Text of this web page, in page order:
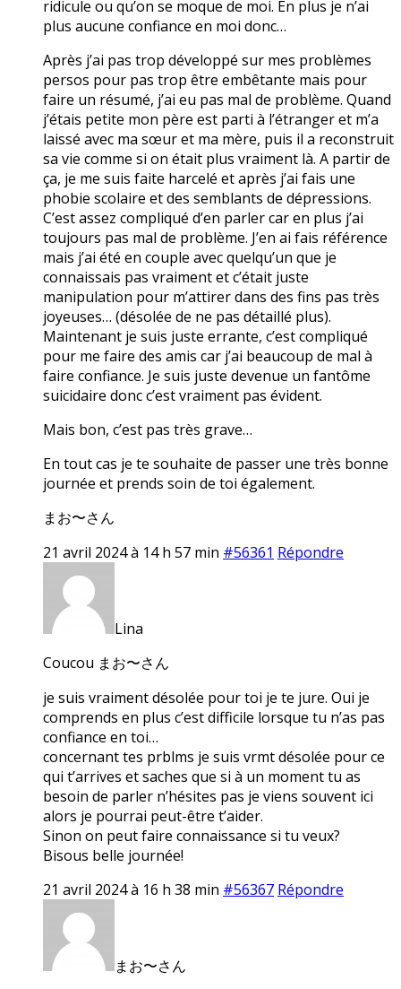
ridicule ou qu’on se moque de moi. En plus je n’ai
plus aucune confiance en moi donc…
Après j’ai pas trop développé sur mes problèmes
persos pour pas trop être embêtante mais pour
faire un résumé, j’ai eu pas mal de problème. Quand
j’étais petite mon père est parti à l’étranger et m’a
laissé avec ma sœur et ma mère, puis il a reconstruit
sa vie comme si on était plus vraiment là. A partir de
ça, je me suis faite harcelé et après j’ai fais une
phobie scolaire et des semblants de dépressions.
C’est assez compliqué d’en parler car en plus j’ai
toujours pas mal de problème. J’en ai fais référence
mais j’ai été en couple avec quelqu’un que je
connaissais pas vraiment et c’était juste
manipulation pour m’attirer dans des fins pas très
joyeuses… (désolée de ne pas détaillé plus).
Maintenant je suis juste errante, c’est compliqué
pour me faire des amis car j’ai beaucoup de mal à
faire confiance. Je suis juste devenue un fantôme
suicidaire donc c’est vraiment pas évident.
Mais bon, c’est pas très grave…
En tout cas je te souhaite de passer une très bonne
journée et prends soin de toi également.
まお〜さん
21 avril 2024 à 14 h 57 min #56361 Répondre
Lina
Coucou まお〜さん
je suis vraiment désolée pour toi je te jure. Oui je
comprends en plus c’est difficile lorsque tu n’as pas
confiance en toi…
concernant tes prblms je suis vrmt désolée pour ce
qui t’arrives et saches que si à un moment tu as
besoin de parler n’hésites pas je viens souvent ici
alors je pourrai peut-être t’aider.
Sinon on peut faire connaissance si tu veux?
Bisous belle journée!
21 avril 2024 à 16 h 38 min #56367 Répondre
まお〜さん